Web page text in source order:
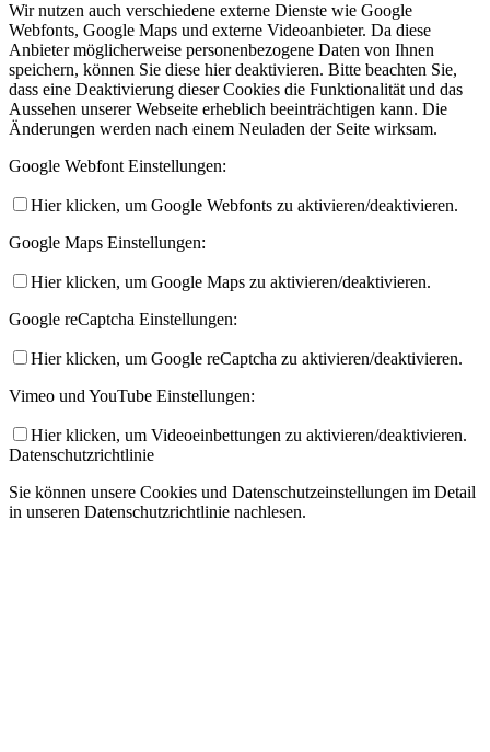
Wir nutzen auch verschiedene externe Dienste wie Google
Webfonts, Google Maps und externe Videoanbieter. Da diese
Anbieter möglicherweise personenbezogene Daten von Ihnen
speichern, können Sie diese hier deaktivieren. Bitte beachten Sie,
dass eine Deaktivierung dieser Cookies die Funktionalität und das
Aussehen unserer Webseite erheblich beeinträchtigen kann. Die
Änderungen werden nach einem Neuladen der Seite wirksam.
Google Webfont Einstellungen:
Hier klicken, um Google Webfonts zu aktivieren/deaktivieren.
Google Maps Einstellungen:
Hier klicken, um Google Maps zu aktivieren/deaktivieren.
Google reCaptcha Einstellungen:
Hier klicken, um Google reCaptcha zu aktivieren/deaktivieren.
Vimeo und YouTube Einstellungen:
Hier klicken, um Videoeinbettungen zu aktivieren/deaktivieren.
Datenschutzrichtlinie
Sie können unsere Cookies und Datenschutzeinstellungen im Detail
in unseren Datenschutzrichtlinie nachlesen.